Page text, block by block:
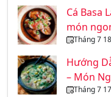
Cá Basa
món
Tháng 7
Hướng
– Món
Tháng 7